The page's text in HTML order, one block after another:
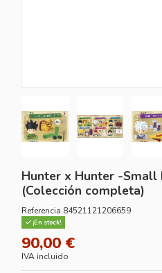
Hunter x Hunter -Small
(Colección completa)
Referencia 84521121206659
¡En stock!
90,00 €
IVA incluido